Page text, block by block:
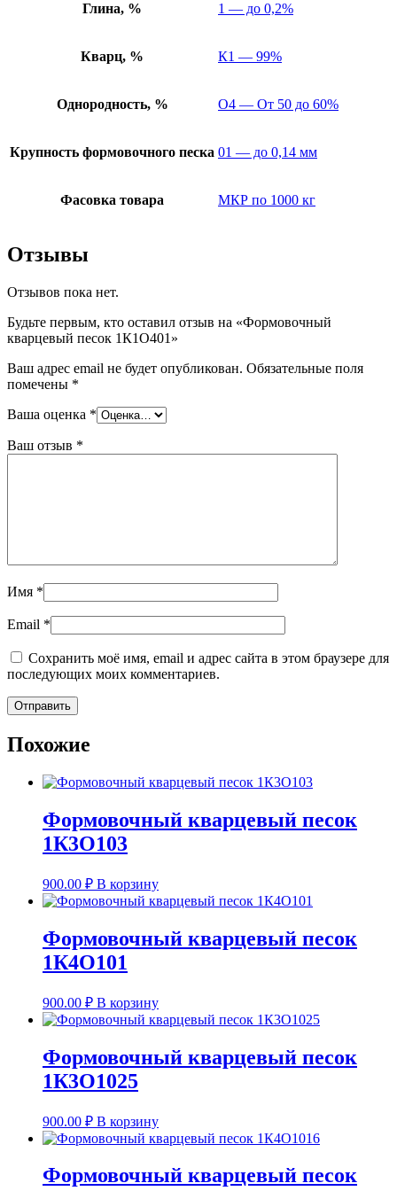
Глина, % 1 — до 0,2%
Кварц, % К1 — 99%
Однородность, % О4 — От 50 до 60%
Крупность формовочного песка 01 — до 0,14 мм
Фасовка товара МКР по 1000 кг
Отзывы
Отзывов пока нет.
Будьте первым, кто оставил отзыв на «Формовочный
кварцевый песок 1К1О401»
Ваш адрес email не будет опубликован. Обязательные поля
помечены *
Ваша оценка *
Ваш отзыв *
Имя *
Email *
Сохранить моё имя, email и адрес сайта в этом браузере для
последующих моих комментариев.
Похожие
Формовочный кварцевый песок
1К3О103
900.00 ₽ В корзину
Формовочный кварцевый песок
1К4О101
900.00 ₽ В корзину
Формовочный кварцевый песок
1К3О1025
900.00 ₽ В корзину
Формовочный кварцевый песок